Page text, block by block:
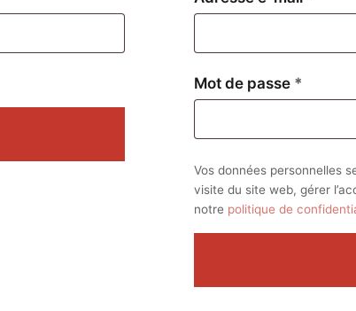
Mot de passe *
Vos données personnelles
visite du site web, gérer
notre politique de